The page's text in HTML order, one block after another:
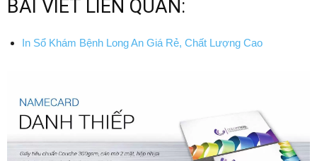
BÀI VIẾT LIÊN QUAN:
In Sổ Khám Bệnh Long An Giá Rẻ, Chất Lượng Cao